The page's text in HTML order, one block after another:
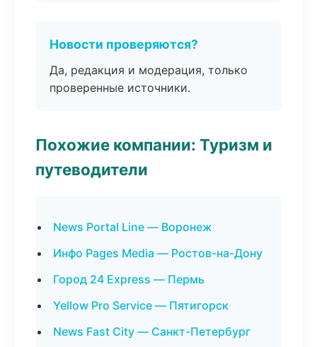
Новости проверяются?
Да, редакция и модерация, только
проверенные источники.
Похожие компании: Туризм и
путеводители
News Portal Line — Воронеж
Инфо Pages Media — Ростов-на-Дону
Город 24 Express — Пермь
Yellow Pro Service — Пятигорск
News Fast City — Санкт-Петербург